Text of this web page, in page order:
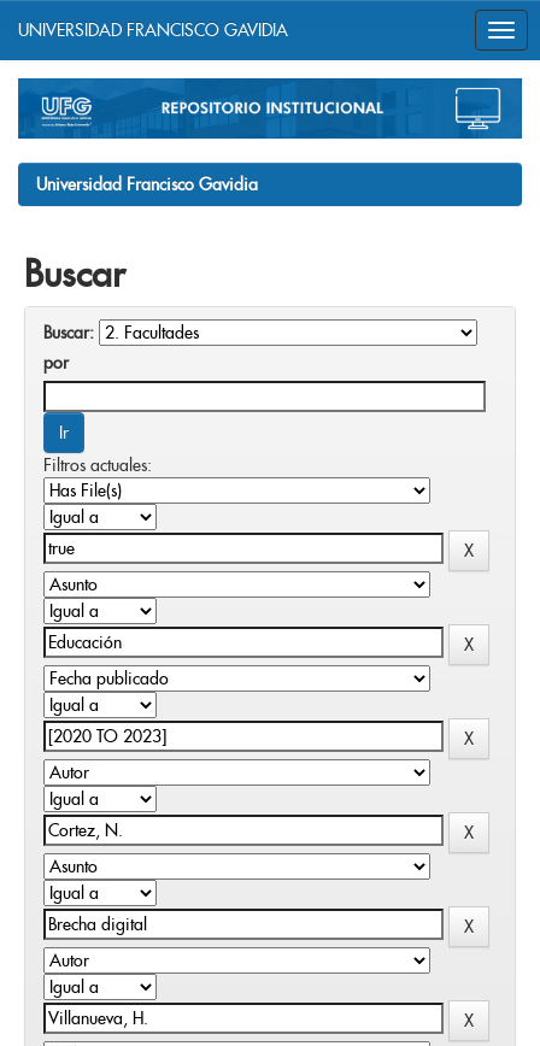
navigation
UNIVERSIDAD FRANCISCO GAVIDIA
Universidad Francisco Gavidia
Buscar
Buscar:
por
Filtros actuales: